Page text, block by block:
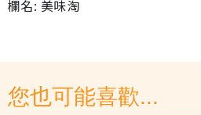
欄名: 美味淘
您也可能喜歡...